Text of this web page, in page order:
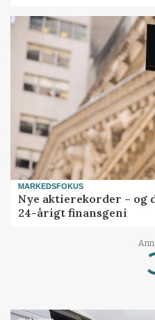
MARKEDSFOKUS
Nye aktierekorder – og
24-årigt finansgeni